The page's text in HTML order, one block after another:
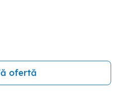
ofertă